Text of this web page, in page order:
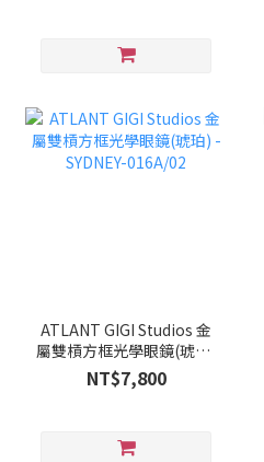
ATLANT GIGI Studios 金
屬雙槓方框光學眼鏡(琥珀)
- SYDNEY-016A/02
NT$7,800